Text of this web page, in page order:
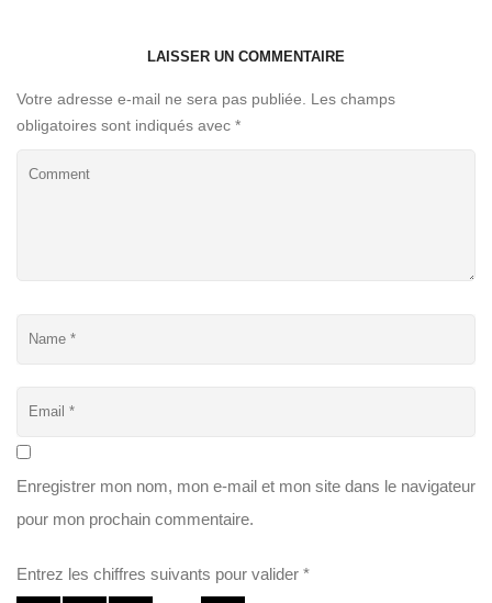
LAISSER UN COMMENTAIRE
Votre adresse e-mail ne sera pas publiée. Les champs
obligatoires sont indiqués avec *
Enregistrer mon nom, mon e-mail et mon site dans le navigateur
pour mon prochain commentaire.
Entrez les chiffres suivants pour valider *